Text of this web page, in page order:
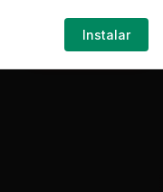
Iniciar
SesiónInstalar